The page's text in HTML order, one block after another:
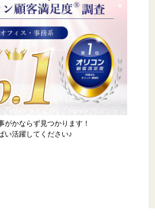
がかならず見つかります！
い活躍してください♪